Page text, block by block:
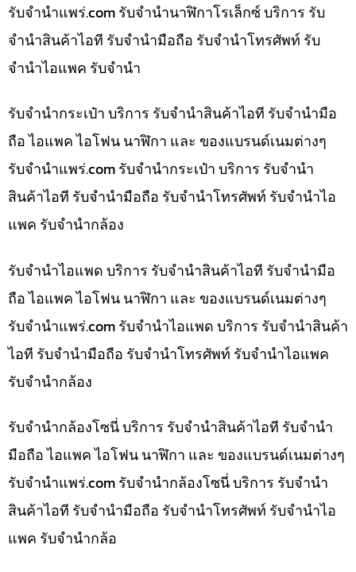
รับจํานําแพร่.com รับจำนำนาฬิกาโรเล็กซ์ บริการ รับ
จำนำสินค้าไอที รับจำนำมือถือ รับจำนำโทรศัพท์ รับ
จำนำไอแพค รับจำนำ
รับจำนำกระเป๋า บริการ รับจำนำสินค้าไอที รับจำนำมือ
ถือ ไอแพค ไอโฟน นาฬิกา และ ของแบรนด์เนมต่างๆ
รับจํานําแพร่.com รับจำนำกระเป๋า บริการ รับจำนำ
สินค้าไอที รับจำนำมือถือ รับจำนำโทรศัพท์ รับจำนำไอ
แพค รับจำนำกล้อง
รับจำนำไอแพด บริการ รับจำนำสินค้าไอที รับจำนำมือ
ถือ ไอแพค ไอโฟน นาฬิกา และ ของแบรนด์เนมต่างๆ
รับจํานําแพร่.com รับจำนำไอแพด บริการ รับจำนำสินค้า
ไอที รับจำนำมือถือ รับจำนำโทรศัพท์ รับจำนำไอแพค
รับจำนำกล้อง
รับจำนำกล้องโซนี่ บริการ รับจำนำสินค้าไอที รับจำนำ
มือถือ ไอแพค ไอโฟน นาฬิกา และ ของแบรนด์เนมต่างๆ
รับจํานําแพร่.com รับจำนำกล้องโซนี่ บริการ รับจำนำ
สินค้าไอที รับจำนำมือถือ รับจำนำโทรศัพท์ รับจำนำไอ
แพค รับจำนำกล้อ